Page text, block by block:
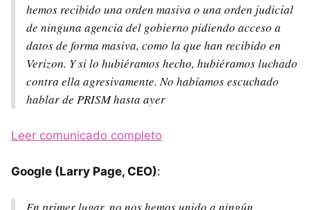
hemos recibido una orden masiva o una orden judicial
de ninguna agencia del gobierno pidiendo acceso a
datos de forma masiva, como la que han recibido en
Verizon. Y si lo hubiéramos hecho, hubiéramos luchado
contra ella agresivamente. No habíamos escuchado
hablar de PRISM hasta ayer
Leer comunicado completo
Google (Larry Page, CEO):
En primer lugar, no nos hemos unido a ningún